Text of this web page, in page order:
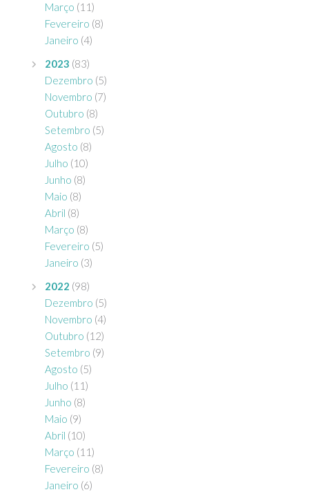
Março (11)
Fevereiro (8)
Janeiro (4)
2023 (83)
Dezembro (5)
Novembro (7)
Outubro (8)
Setembro (5)
Agosto (8)
Julho (10)
Junho (8)
Maio (8)
Abril (8)
Março (8)
Fevereiro (5)
Janeiro (3)
2022 (98)
Dezembro (5)
Novembro (4)
Outubro (12)
Setembro (9)
Agosto (5)
Julho (11)
Junho (8)
Maio (9)
Abril (10)
Março (11)
Fevereiro (8)
Janeiro (6)